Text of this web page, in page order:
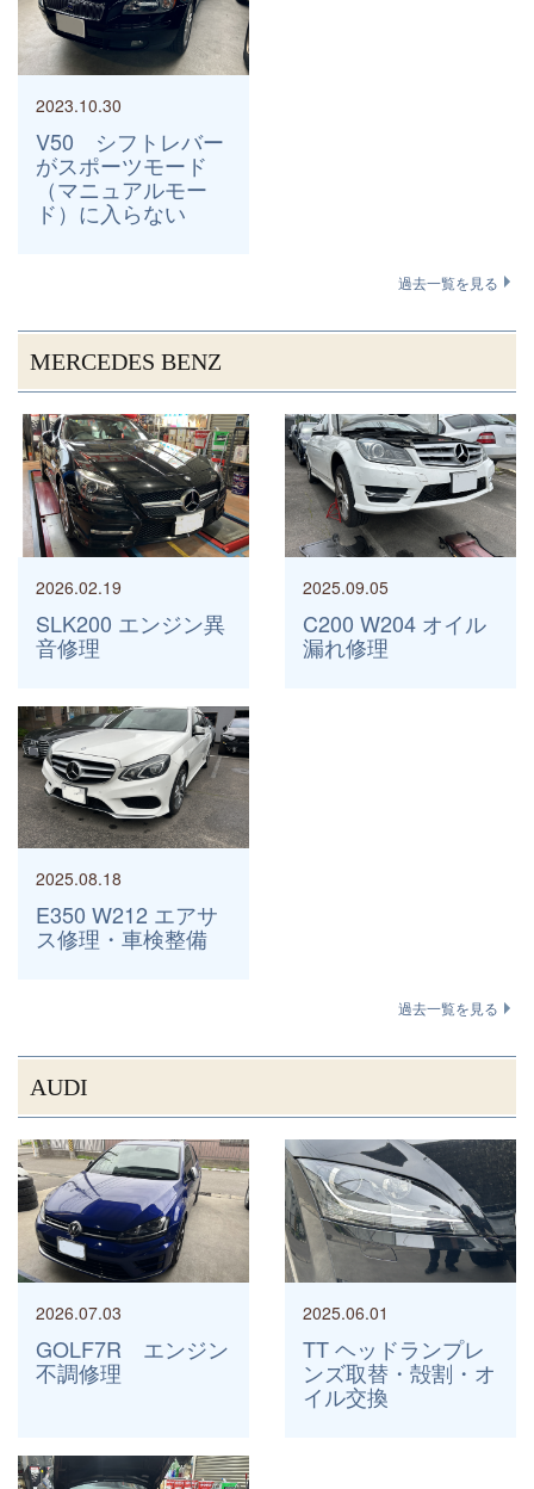
V50 シフトレバー
がスポーツモード
（マニュアルモー
ド）に入らない
2023.10.30
過去一覧を見る
MERCEDES BENZ
SLK200 エンジン異
音修理
2026.02.19
C200 W204 オイル
漏れ修理
2025.09.05
E350 W212 エアサ
ス修理・車検整備
2025.08.18
過去一覧を見る
AUDI
GOLF7R エンジン
不調修理
2026.07.03
TT ヘッドランプレ
ンズ取替・殻割・オ
イル交換
2025.06.01